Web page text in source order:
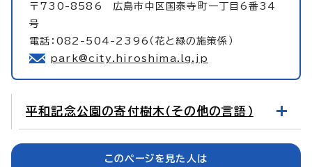
〒730-8586 広島市中区国泰寺町一丁目6番34
号
電話：082-504-2396（花と緑の施策係）
park@city.hiroshima.lg.jp
平和記念公園の寄付樹木（その他の言語）
このページを見た人は